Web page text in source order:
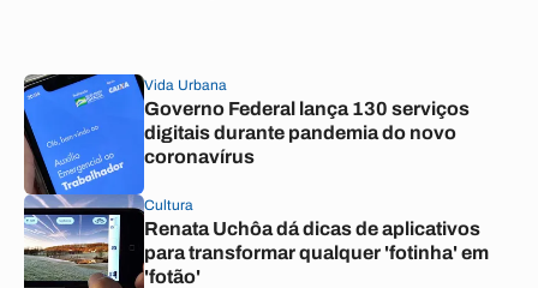
Vida Urbana
Governo Federal lança 130 serviços
digitais durante pandemia do novo
coronavírus
Cultura
Renata Uchôa dá dicas de aplicativos
para transformar qualquer 'fotinha' em
'fotão'